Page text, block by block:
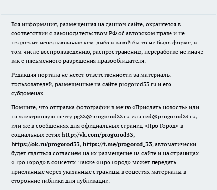
Вся информация, размещенная на данном сайте, охраняется в
соответствии с законодательством РФ об авторском праве и не
подлежит использованию кем-либо в какой бы то ни было форме, в
том числе воспроизведению, распространению, переработке не иначе
как с письменного разрешения правообладателя.
Редакция портала не несет ответственности за материалы
пользователей, размещенные на сайте progorod33.ru и его
субдоменах.
Помните, что отправка фотографии в меню «Прислать новость» или
на электронную почту pg33@progorod33.ru или red@progorod33.ru,
или же в сообщениях для официальных страниц «Про Город» в
социальных сетях http://vk.com/progorod33,
https://ok.ru/progorod33, https://t.me/progorod_33, автоматически
будет являться согласием на их размещение на сайте и на страницах
«Про Город» в соцсетях. Также «Про Город» может передать
присланные через указанные страницы в соцсетях материалы в
сторонние паблики для публикации.